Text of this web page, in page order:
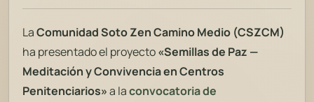
LaComunidad Soto Zen Camino Medio (CSZCM)
ha presentado el proyecto«Semillas de Paz —
Meditación y Convivencia en Centros
Penitenciarios»a laconvocatoria de